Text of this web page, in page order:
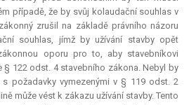
případě, že by svůj kolaudační souhlas v
zrušil na základě právního názoru
souhlas, jímž by užívání stavby opět
oporu pro to, aby stavebníkovi
122 odst. 4 stavebního zákona. Nebyl by
požadavky vymezenými v § 119 odst. 2
může vést k zákazu užívání stavby. Tento